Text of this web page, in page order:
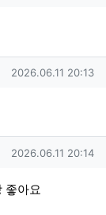
작성일
2026.06.11 20:13
작성일
2026.06.11 20:14
좋아요